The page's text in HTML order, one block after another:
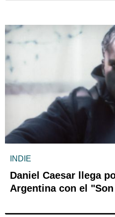
INDIE
Daniel Caesar llega
Argentina con el